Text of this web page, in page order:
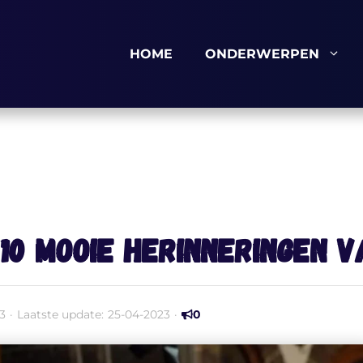
HOME ONDERWERPEN
mooie herinneringen
· Laatste update: 25-04-2023 · 0